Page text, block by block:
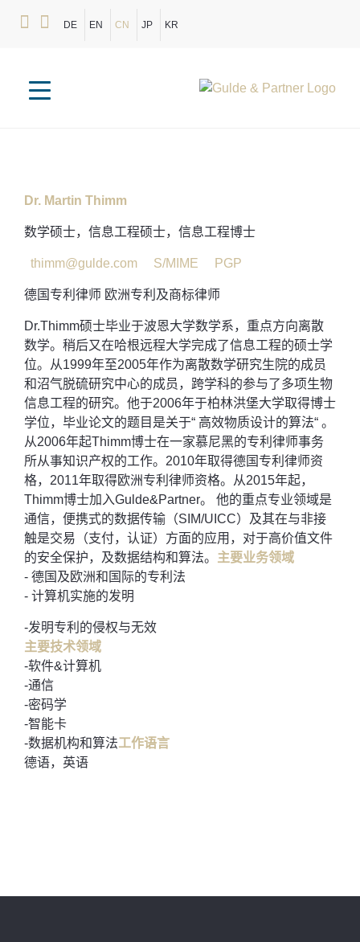
DE EN CN JP KR
Dr. Martin Thimm
数学硕士，信息工程硕士，信息工程博士
thimm@gulde.com S/MIME PGP
德国专利律师 欧洲专利及商标律师
Dr.Thimm硕士毕业于波恩大学数学系，重点方向离散
数学。稍后又在哈根远程大学完成了信息工程的硕士学
位。从1999年至2005年作为离散数学研究生院的成员
和沼气脱硫研究中心的成员，跨学科的参与了多项生物
信息工程的研究。他于2006年于柏林洪堡大学取得博士
学位，毕业论文的题目是关于“ 高效物质设计的算法“ 。
从2006年起Thimm博士在一家慕尼黑的专利律师事务
所从事知识产权的工作。2010年取得德国专利律师资
格，2011年取得欧洲专利律师资格。从2015年起，
Thimm博士加入Gulde&Partner。 他的重点专业领域是
通信，便携式的数据传输（SIM/UICC）及其在与非接
触是交易（支付，认证）方面的应用，对于高价值文件
的安全保护，及数据结构和算法。 主要业务领域
- 德国及欧洲和国际的专利法
- 计算机实施的发明
-发明专利的侵权与无效
主要技术领域
-软件&计算机
-通信
-密码学
-智能卡
-数据机构和算法工作语言
德语，英语